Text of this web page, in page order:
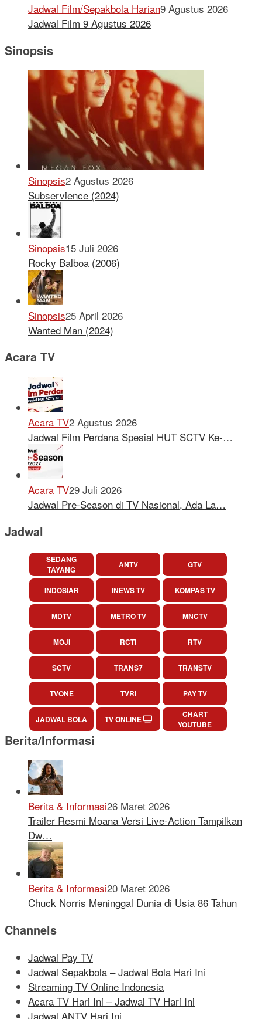
Jadwal Film/Sepakbola Harian9 Agustus 2026
Jadwal Film 9 Agustus 2026
Sinopsis
Sinopsis2 Agustus 2026
Subservience (2024)
Sinopsis15 Juli 2026
Rocky Balboa (2006)
Sinopsis25 April 2026
Wanted Man (2024)
Acara TV
Acara TV2 Agustus 2026
Jadwal Film Perdana Spesial HUT SCTV Ke-…
Acara TV29 Juli 2026
Jadwal Pre-Season di TV Nasional, Ada La…
Jadwal
SEDANG
TAYANG
ANTV GTV
INDOSIAR INEWS TV KOMPAS TV
MDTV METRO TV MNCTV
MOJI RCTI RTV
SCTV TRANS7 TRANSTV
TVONE TVRI PAY TV
JADWAL BOLA TV ONLINE
CHART
YOUTUBE
Berita/Informasi
Berita & Informasi26 Maret 2026
Trailer Resmi Moana Versi Live-Action Tampilkan
Dw…
Berita & Informasi20 Maret 2026
Chuck Norris Meninggal Dunia di Usia 86 Tahun
Channels
Jadwal Pay TV
Jadwal Sepakbola – Jadwal Bola Hari Ini
Streaming TV Online Indonesia
Acara TV Hari Ini – Jadwal TV Hari Ini
Jadwal ANTV Hari Ini